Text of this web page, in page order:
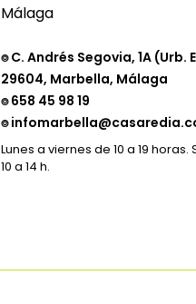
Málaga
⌾ C. Andrés Segovia, 1A (Urb.
29604, Marbella, Málaga
⌾ 658 45 98 19
⌾
Lunes a viernes de 10 a 19
10 a 14 h.